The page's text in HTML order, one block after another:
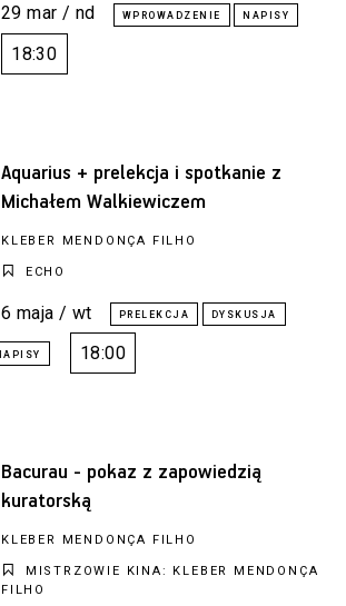
29 mar / nd
18:30
Aquarius + prelekcja i spotkanie z
Michałem Walkiewiczem
KLEBER MENDONÇA FILHO
ECHO
6 maja / wt
18:00
Bacurau - pokaz z zapowiedzią
kuratorską
KLEBER MENDONÇA FILHO
MISTRZOWIE KINA: KLEBER MENDONÇA
FILHO